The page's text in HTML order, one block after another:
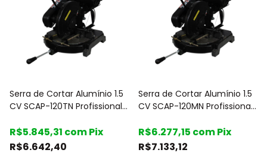
Serra de Cortar Alumínio 1.5
CV SCAP-120TN Profissional
Motomil
R$6.642,40
R$5.845,31 comPix
Serra de Cortar Alumínio 1.5
CV SCAP-120MN Profissional
Motomil
R$7.133,12
R$6.277,15 comPix